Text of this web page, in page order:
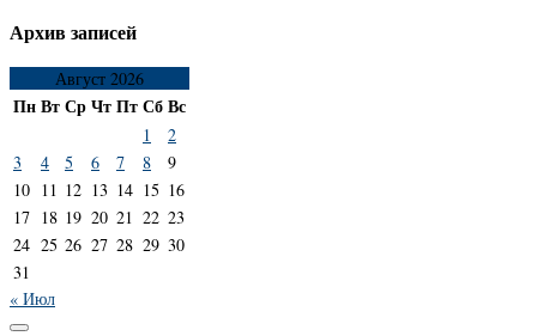
Архив записей
Август 2026
ПнВтСрЧтПтСбВс
1
2
3
4 5 6 7 8
9
10 11 12 13 14 15 16
17 18 19 20 21 22 23
24 25 26 27 28 29 30
31
« Июл